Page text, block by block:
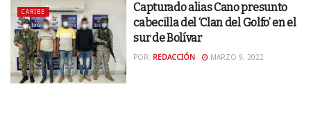
CARIBE
Capturado alias Cano presunto
cabecilla del ‘Clan del Golfo’ en el
sur de Bolívar
POR: REDACCIÓN MARZO 9, 2022